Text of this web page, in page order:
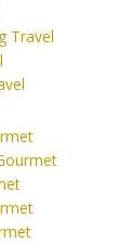
Travel